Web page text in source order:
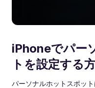
iPhoneでパー
トを設定する
パーソナルホットスポッ